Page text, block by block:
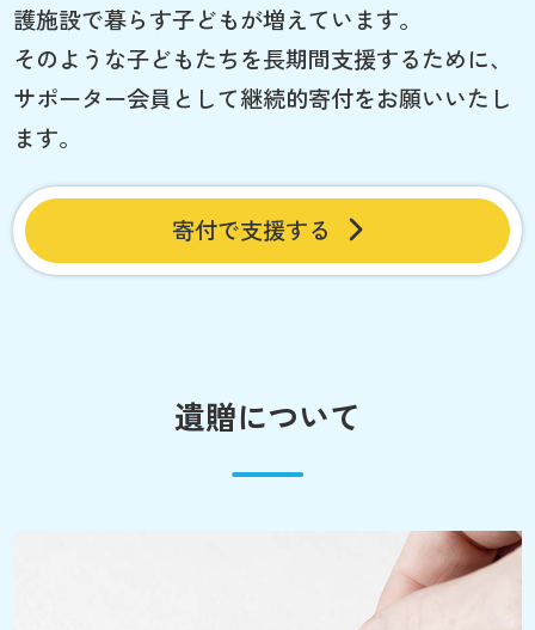
護施設で暮らす子どもが増えています。
そのような子どもたちを長期間支援するために、
サポーター会員として継続的寄付をお願いいたし
ます。
寄付で支援する
遺贈について